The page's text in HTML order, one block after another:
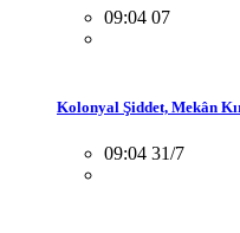
09:04 07
Kolonyal Şiddet, Mekân
09:04 31/7